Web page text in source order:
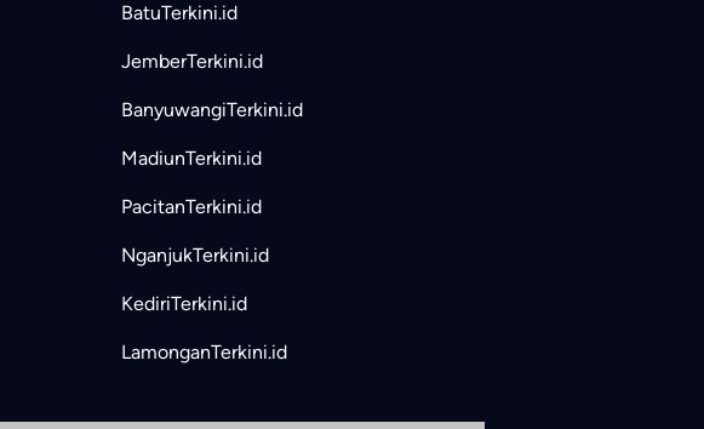
BatuTerkini.id
JemberTerkini.id
BanyuwangiTerkini.id
MadiunTerkini.id
PacitanTerkini.id
NganjukTerkini.id
KediriTerkini.id
LamonganTerkini.id